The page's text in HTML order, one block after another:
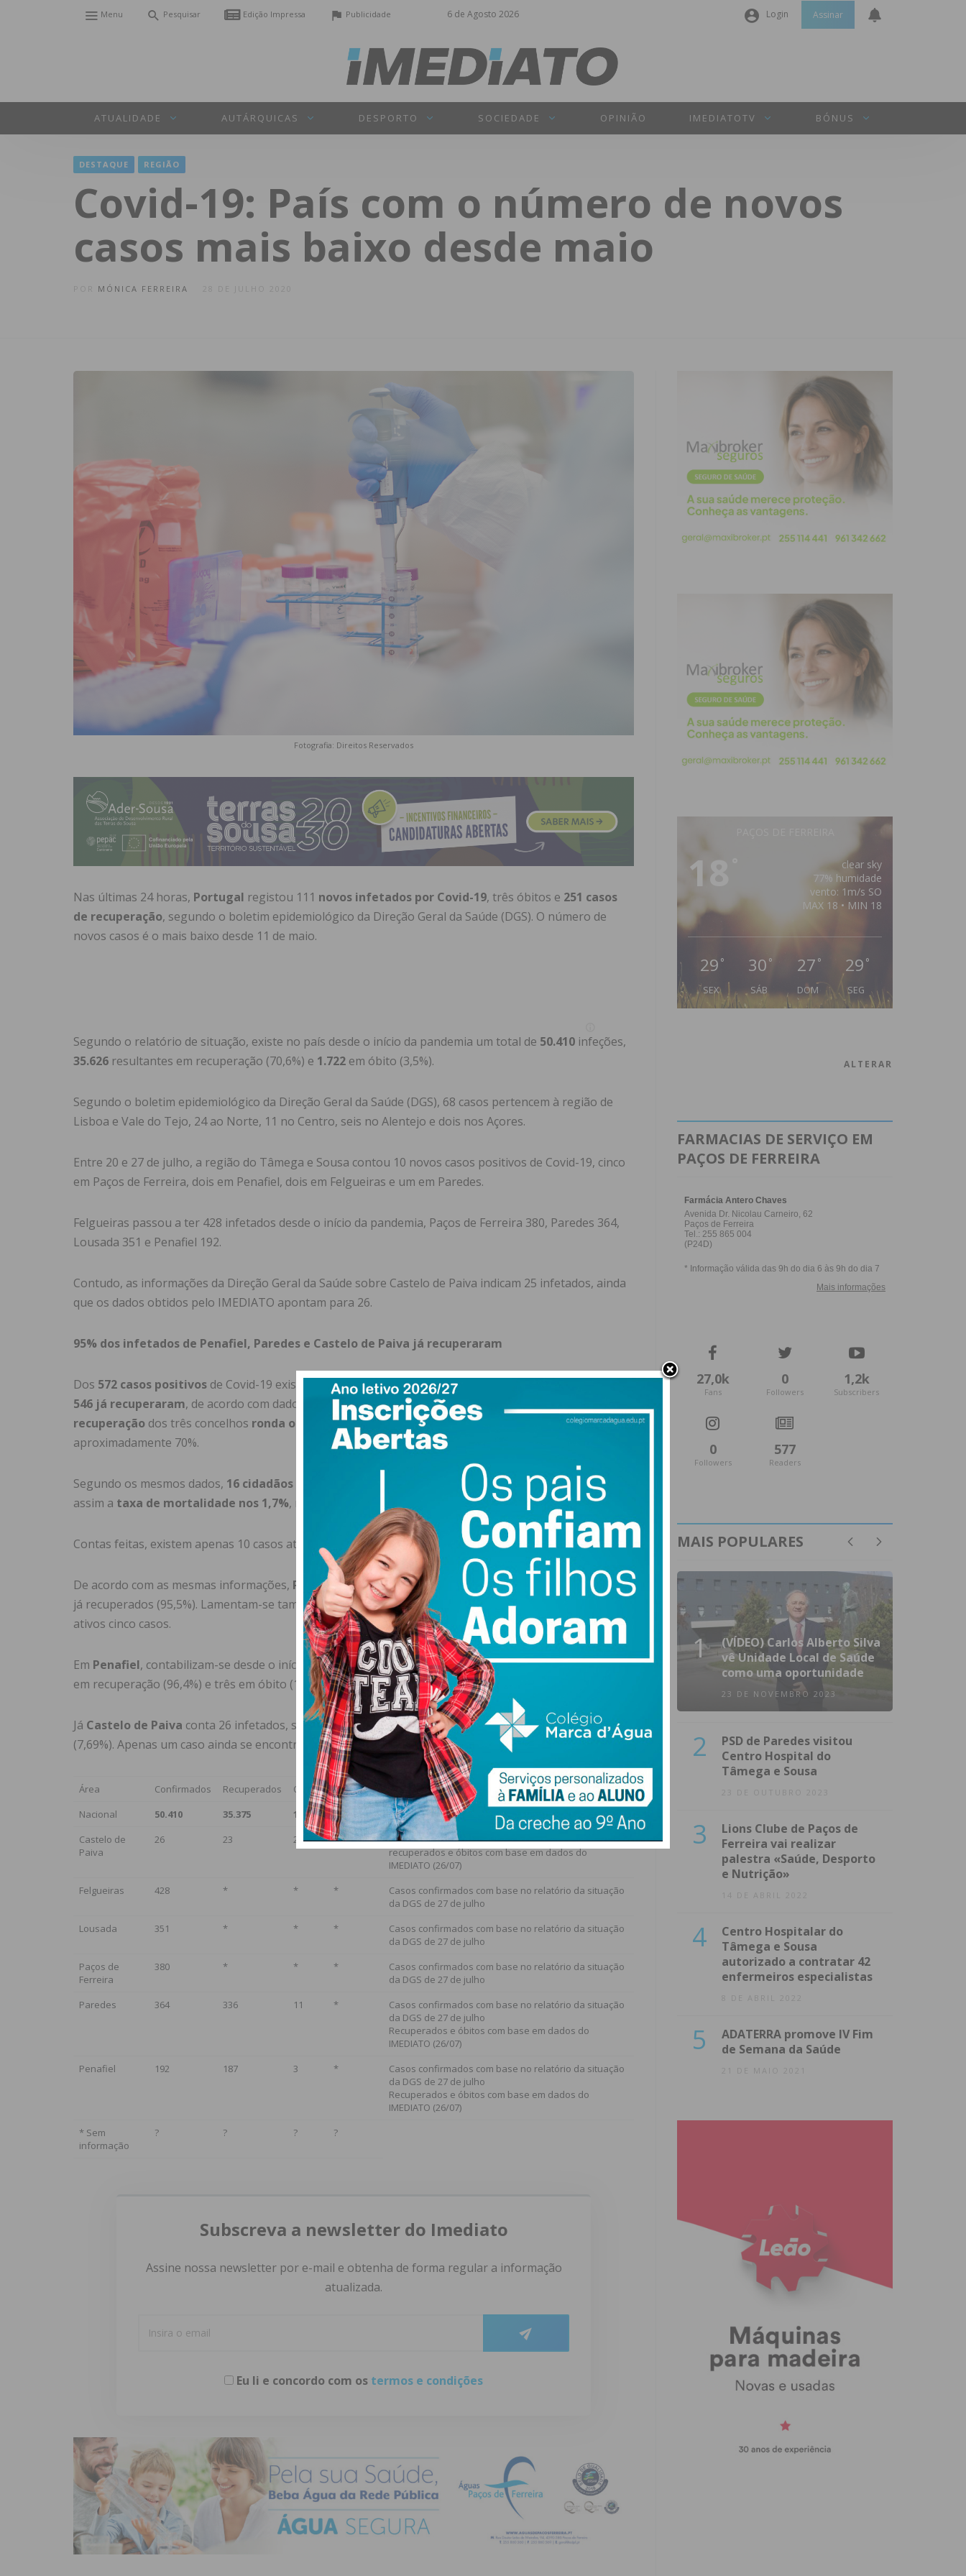
6 de Agosto 2026
Menu Pesquisar Edição Impressa Publicidade Login
Senha
INICIAR SESSÃO
Assinar
ATUALIDADE AUTÁRQUICAS DESPORTO SOCIEDADE OPINIÃO IMEDIATOTV BÓNUS
DESTAQUE REGIÃO
Covid-19: País com o número de novos
casos mais baixo desde maio
MÓNICA FERREIRA
Fotografia: Direitos Reservados
Nas últimas 24 horas, Portugal registou 111 novos infetados por Covid-19, três óbitos e 251 casos
de recuperação, segundo o boletim epidemiológico da Direção Geral da Saúde (DGS). O número de
novos casos é o mais baixo desde 11 de maio.
Segundo o relatório de situação, existe no país desde o início da pandemia um total de 50.410 infeções,
35.626 resultantes em recuperação (70,6%) e 1.722 em óbito (3,5%).
Segundo o boletim epidemiológico da Direção Geral da Saúde (DGS), 68 casos pertencem à região de
Lisboa e Vale do Tejo, 24 ao Norte, 11 no Centro, seis no Alentejo e dois nos Açores.
Entre 20 e 27 de julho, a região do Tâmega e Sousa contou 10 novos casos positivos de Covid-19, cinco
em Paços de Ferreira, dois em Penafiel, dois em Felgueiras e um em Paredes.
Felgueiras passou a ter 428 infetados desde o início da pandemia, Paços de Ferreira 380, Paredes 364,
Lousada 351 e Penafiel 192.
Contudo, as informações da Direção Geral da Saúde sobre Castelo de Paiva indicam 25 infetados, ainda
que os dados obtidos pelo IMEDIATO apontam para 26.
95% dos infetados de Penafiel, Paredes e Castelo de Paiva já recuperaram
Dos 572 casos positivos de Covid-19 existentes nos concelhos de Penafiel, Paredes e Castelo de Paiva,
546 já recuperaram, de acordo com dados fidedignos a que o IMEDIATO teve acesso. Assim, a
recuperação dos três concelhos ronda os 95,5%, um valorbastante superior à média nacional, de
aproximadamente 70%.
Segundo os mesmos dados, 16 cidadãos dos três concelhos faleceram com Covid-19, colocando
assim a taxa de mortalidade nos 1,7%, menos de metade da média portuguesa, 3,42%.
Contas feitas, existem apenas 10 casos ativos em Penafiel, Paredes e Castelo de Paiva.
De acordo com as mesmas informações, Paredesregista 352 infetados desde o início da pandemia, 336
já recuperados (95,5%). Lamentam-se também 11 óbitos entre paredenses, uma taxa de 3,12%, e estão
ativos cinco casos.
Em Penafiel, contabilizam-se desde o início da pandemia 194 casos positivos. Desses, 187 resultaram
em recuperação (96,4%) e três em óbito (1,5%). Estão atualmente ativos quatro casos.
Já Castelo de Paiva conta 26 infetados, sendo que 23 deles recuperaram (88,5%) e dois faleceram
(7,69%). Apenas um caso ainda se encontra ativo.
Área Confirmados Recuperados Óbitos Suspeitos
Nacional
50.410 35.375 1.722 433.461
Relatório da situação da DGS de 28 de julho de 2020
Castelo de
Paiva
26 23 2 *
Casos confirmados,
recuperados e óbitos com base em dados do
IMEDIATO (26/07)
Felgueiras
428 * * *
Casos confirmados com base no relatório da situação
da DGS de 27 de julho
Lousada
351 * * *
Casos confirmados com base no relatório da situação
da DGS de 27 de julho
Paços de
Ferreira
380 * * *
Casos confirmados com base no relatório da situação
da DGS de 27 de julho
Paredes
364 336 11 *
Casos confirmados com base no relatório da situação
da DGS de 27 de julho
Recuperados e óbitos com base em dados do
IMEDIATO (26/07)
Penafiel
192 187 3 *
Casos confirmados com base no relatório da situação
da DGS de 27 de julho
Recuperados e óbitos com base em dados do
IMEDIATO (26/07)
* Sem
informação
? ? ? ?
Subscreva a newsletter do Imediato
Assine nossa newsletter por e-mail e obtenha de forma regular a informação
atualizada.
Eu li e concordo com os termos e condições
18
clear sky
77% humidade
vento: 1m/s SO
MAX 18 • MIN 18
29 °
SEX
30 °
SÁB
27 °
DOM
29 °
SEG
ALTERAR
FARMACIAS DE SERVIÇO EM
PAÇOS DE FERREIRA
27,0k
Fans
0
Followers
1,2k
Subscribers
0
Followers
577
Readers
MAIS POPULARES
1
(VÍDEO) Carlos Alberto Silva
vê Unidade Local de Saúde
como uma oportunidade
23 DE NOVEMBRO 2023
2
PSD de Paredes visitou
Centro Hospital do
Tâmega e Sousa
23 DE OUTUBRO 2023
3
Lions Clube de Paços de
Ferreira vai realizar
palestra «Saúde, Desporto
e Nutrição»
14 DE ABRIL 2022
4
Centro Hospitalar do
Tâmega e Sousa
autorizado a contratar 42
enfermeiros especialistas
8 DE ABRIL 2022
5
ADATERRA promove IV Fim
de Semana da Saúde
21 DE MAIO 2021